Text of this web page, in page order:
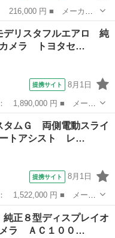
ード名： Ｆリミテッ
ートキー／プッシュス
デリスタフルエアロ 純
メラ トヨタセ…
提携サイト 8月1日
レード名： Ｚ モデリ
ラ トヨタセーフティセ
タムＧ 両側電動スライ
トアシスト レ…
提携サイト 8月1日
レード名： カスタム
アシスト レーダークル
正８型ディスプレイオ
ラ ＡＣ１００…